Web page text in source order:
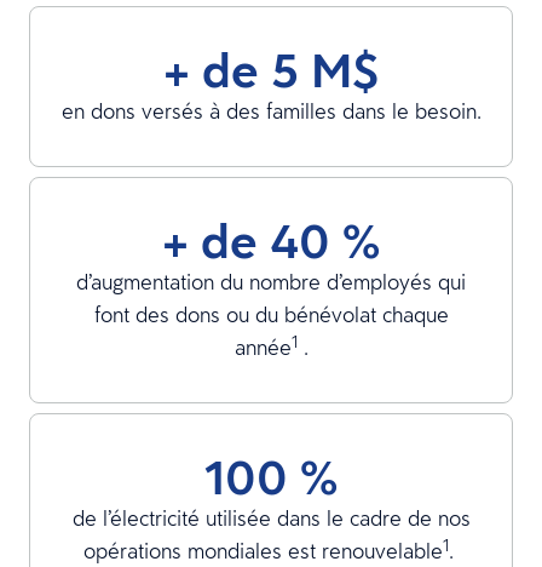
+ de 5 M$
en dons versés à des familles dans le besoin.
+ de 40 %
d’augmentation du nombre d’employés qui
font des dons ou du bénévolat chaque
année1 .
100 %
de l’électricité utilisée dans le cadre de nos
opérations mondiales est renouvelable1.